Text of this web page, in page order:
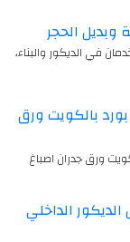
وبديل الحجر
في الديكور والبناء،
56510526 جبس بورد بالكويت ورق
بورد بالكويت ورق جدران اصباغ
الداخلي